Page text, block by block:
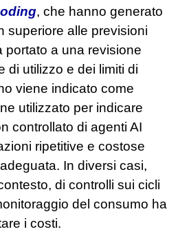
, che hanno generato
superiore alle previsioni
portato a una revisione
di utilizzo e dei limiti di
viene indicato come
utilizzato per indicare
controllato di agenti AI
ripetitive e costose
In diversi casi,
di controlli sui cicli
del consumo ha
i costi.